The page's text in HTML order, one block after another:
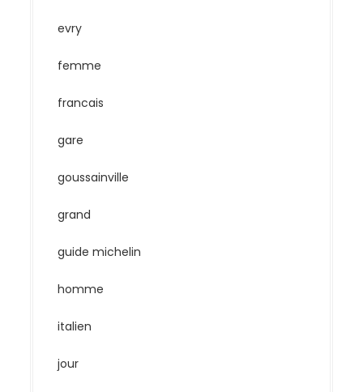
evry
femme
francais
gare
goussainville
grand
guide michelin
homme
italien
jour